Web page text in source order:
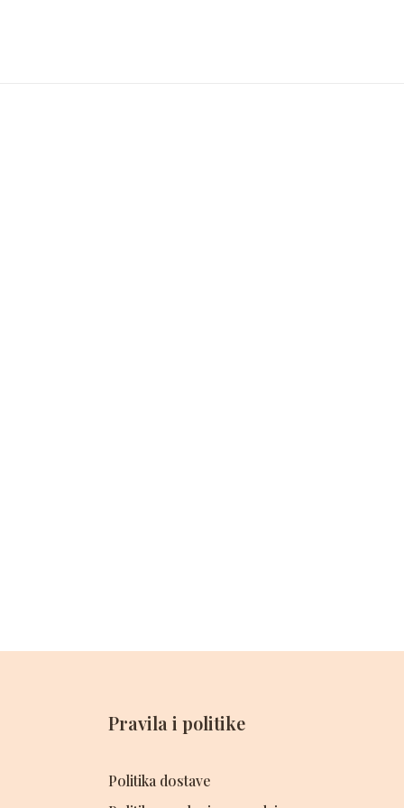
Pravila i politike
Politika dostave